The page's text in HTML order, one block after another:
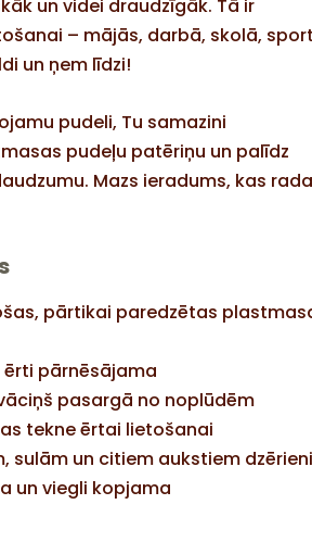
un videi draudzīgāk. Tā ir
– mājās, darbā, skolā,
un ņem līdzi!
pudeli, Tu samazini
pudeļu patēriņu un palīdz
Mazs ieradums, kas rada
pārtikai paredzētas
ērti pārnēsājama
pasargā no noplūdēm
tekne ērtai lietošanai
sulām un citiem aukstiem
un viegli kopjama